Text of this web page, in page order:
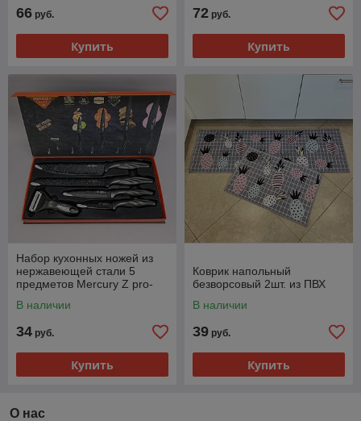
66 руб.
Купить
72 руб.
Купить
Набор кухонных ножей из
нержавеющей стали 5
предметов Mercury Z pro-
В наличии
34 руб.
Купить
Коврик напольный
безворсовый 2шт. из ПВХ
В наличии
39 руб.
Купить
О нас